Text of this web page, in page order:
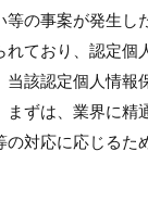
等の事案が発生し
れており、認定個
該認定個人情報
まずは、業界に精
の対応に応じるた